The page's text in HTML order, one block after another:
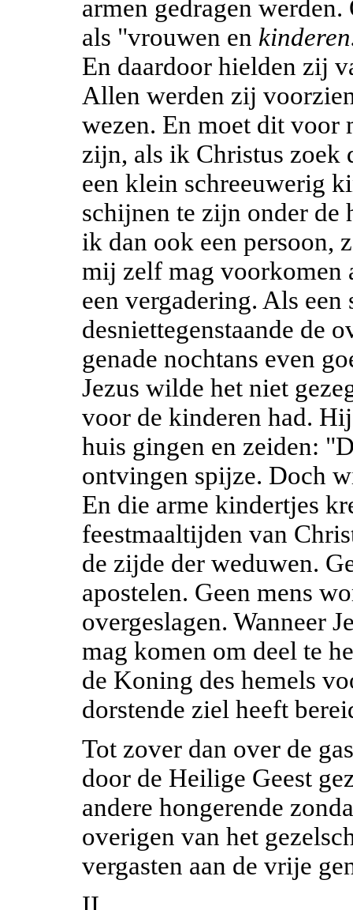
armen gedragen
als "vrouwen en
En daardoor hielden zij
Allen werden zij
wezen. En moet dit voor
zijn, als ik Christus zoek
een klein schreeuwerig
schijnen te zijn onder de
ik dan ook een persoon,
mij zelf mag voorkomen
een vergadering. Als
desniettegenstaande de
genade nochtans even
Jezus wilde het niet
voor de kinderen had.
huis gingen en zeiden:
ontvingen spijze. Doch
En die arme kindertjes
feestmaaltijden van
de zijde der weduwen.
apostelen. Geen mens
overgeslagen. Wanneer
mag komen om deel te
de Koning des hemels
dorstende ziel heeft
Tot zover dan over de
door de Heilige Geest
andere hongerende
overigen van het
vergasten aan de vrije